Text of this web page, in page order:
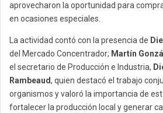
aprovecharon la oportunidad para
en ocasiones especiales.
La actividad contó con la presencia de
del Mercado Concentrador; Martín
el secretario de Producción e Industria,
Rambeaud, quien destacó el trabajo
organismos y valoró la importancia de
fortalecer la producción local y generar